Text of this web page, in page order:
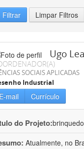
Filtrar Limpar Filtros
Ugo
SOCIAIS APLICADAS
Industrial
E-mail Currículo
do Projeto:
Atualmente, no